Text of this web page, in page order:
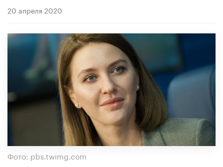
20 апреля 2020
Фото: pbs.twimg.com